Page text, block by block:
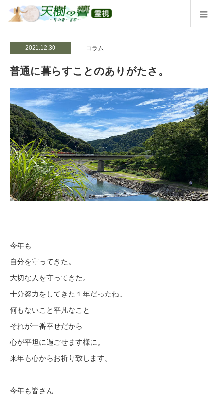
2021.12.30 コラム
普通に暮らすことのありがたさ。
今年も
自分を守ってきた。
大切な人を守ってきた。
十分努力をしてきた１年だったね。
何もないこと平凡なこと
それが一番幸せだから
心が平坦に過ごせます様に。
来年も心からお祈り致します。
今年も皆さん